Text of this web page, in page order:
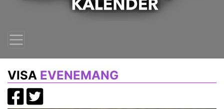
VISA EVENEMANG